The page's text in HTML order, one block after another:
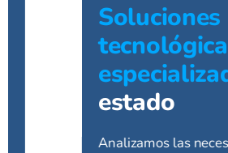
Soluciones
tecnológicas
especializadas
estado
Analizamos las necesidades